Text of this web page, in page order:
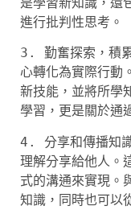
進行批判性思考。
3. 勤奮探索，積
心轉化為實際行動
新技能，並將所學
學習，更是關於通
4. 分享和傳播知
理解分享給他人。
式的溝通來實現。
知識，同時也可以